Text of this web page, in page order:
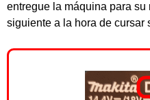
entregue la máquina para
siguiente a la hora de cursar